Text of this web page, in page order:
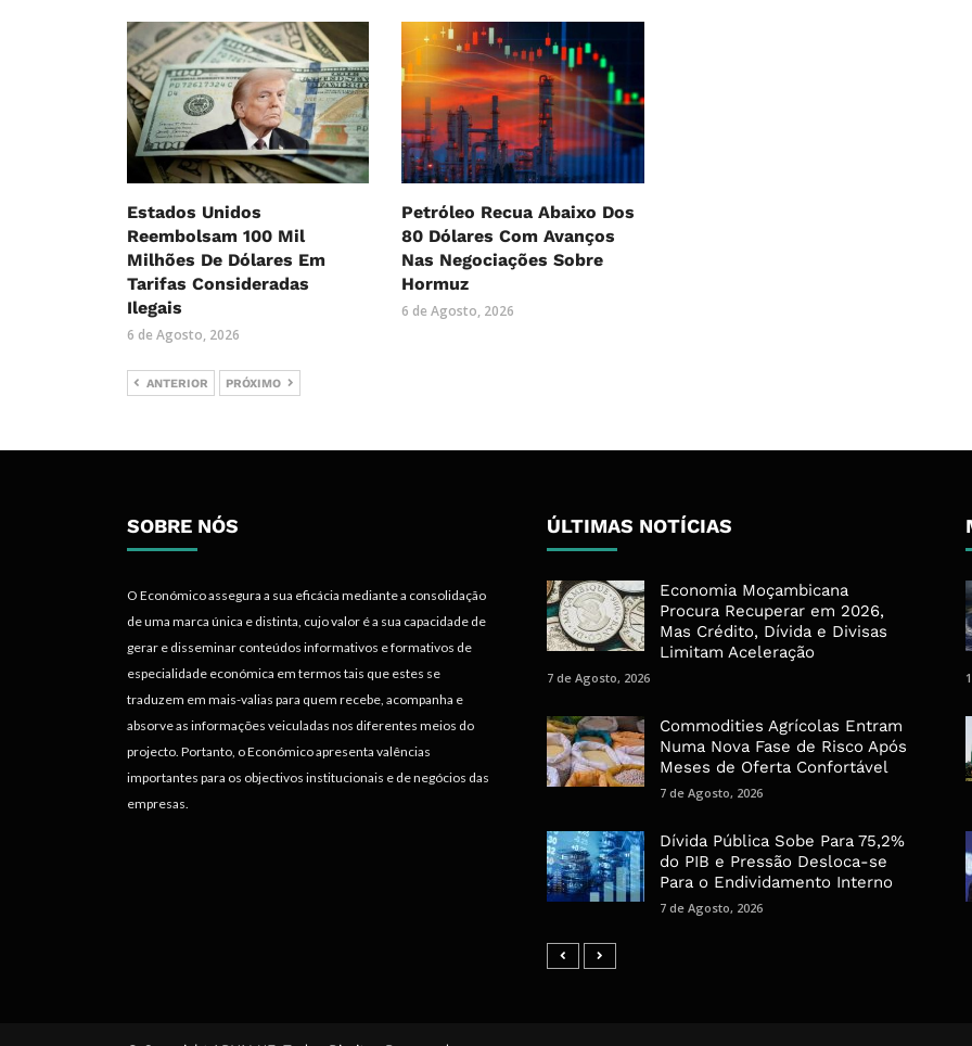
Estados Unidos
Reembolsam 100 Mil
Milhões De Dólares Em
Tarifas Consideradas
Ilegais
6 de Agosto, 2026
Petróleo Recua Abaixo Dos
80 Dólares Com Avanços
Nas Negociações Sobre
Hormuz
6 de Agosto, 2026
ANTERIOR PRÓXIMO
SOBRE NÓS
O Económico assegura a sua eficácia mediante a consolidação
de uma marca única e distinta, cujo valor é a sua capacidade de
gerar e disseminar conteúdos informativos e formativos de
especialidade económica em termos tais que estes se
traduzem em mais-valias para quem recebe, acompanha e
absorve as informações veiculadas nos diferentes meios do
projecto. Portanto, o Económico apresenta valências
importantes para os objectivos institucionais e de negócios das
empresas.
ÚLTIMAS NOTÍCIAS
Economia Moçambicana
Procura Recuperar em 2026,
Mas Crédito, Dívida e Divisas
Limitam Aceleração
7 de Agosto, 2026
Commodities Agrícolas Entram
Numa Nova Fase de Risco Após
Meses de Oferta Confortável
7 de Agosto, 2026
Dívida Pública Sobe Para 75,2%
do PIB e Pressão Desloca-se
Para o Endividamento Interno
7 de Agosto, 2026